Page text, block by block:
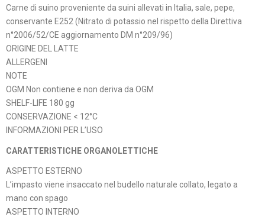
Carne di suino proveniente da suini allevati in Italia, sale, pepe,
conservante E252 (Nitrato di potassio nel rispetto della Direttiva
n°2006/52/CE aggiornamento DM n°209/96)
ORIGINE DEL LATTE
ALLERGENI
NOTE
OGM Non contiene e non deriva da OGM
SHELF-LIFE 180 gg
CONSERVAZIONE < 12°C
INFORMAZIONI PER L’USO
CARATTERISTICHE ORGANOLETTICHE
ASPETTO ESTERNO
L’impasto viene insaccato nel budello naturale collato, legato a
mano con spago
ASPETTO INTERNO